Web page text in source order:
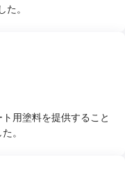
。
用塗料を提供すること
。